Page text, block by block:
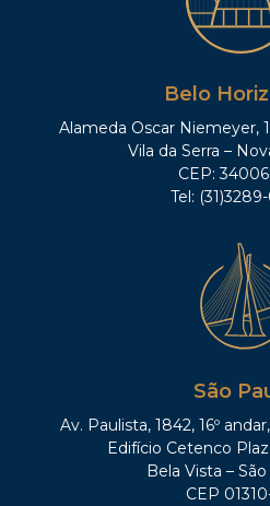
Belo
Alameda Oscar Niemeyer,
Vila da Serra –
CEP:
Tel:
São
Av. Paulista, 1842, 16º
Edifício Cetenco
Bela Vista –
CEP